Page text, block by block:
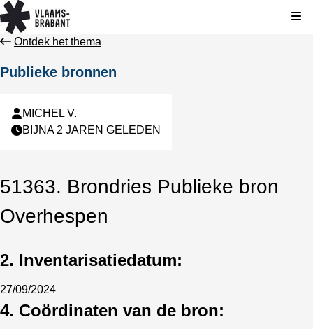
Ontdek het thema
Publieke bronnen
MICHEL V.
BIJNA 2 JAREN GELEDEN
51363. Brondries Publieke bron
Overhespen
2. Inventarisatiedatum:
27/09/2024
4. Coördinaten van de bron: